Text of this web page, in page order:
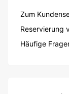
Zum
Reservierung
Häufige